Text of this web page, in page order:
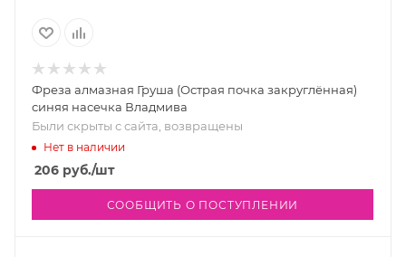
Фреза алмазная Груша (Острая почка закруглённая)
синяя насечка Владмива
Были скрыты с сайта, возвращены
Нет в наличии
206 руб./шт
СООБЩИТЬ О ПОСТУПЛЕНИИ